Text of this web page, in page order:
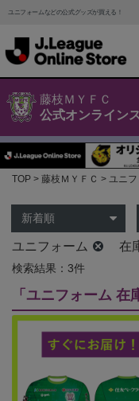
ユニフォームなどの公式グッズが買える！
藤枝ＭＹＦＣ
公式オンライン
TOP 藤枝ＭＹＦＣ ユニ
ユニフォーム 在
検索結果：3件
「ユニフォーム